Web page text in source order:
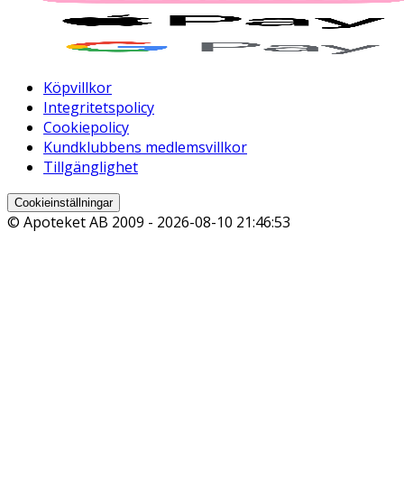
Köpvillkor
Integritetspolicy
Cookiepolicy
Kundklubbens medlemsvillkor
Tillgänglighet
Cookieinställningar
© Apoteket AB 2009 - 2026-08-10 21:46:53